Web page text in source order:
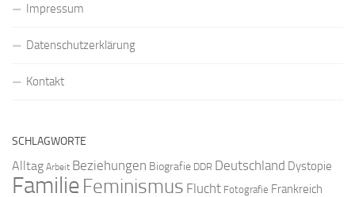
Impressum
Datenschutzerklärung
Kontakt
SCHLAGWORTE
Alltag Arbeit Beziehungen Biografie DDR Deutschland Dystopie
FamilieFeminismus Flucht Fotografie Frankreich